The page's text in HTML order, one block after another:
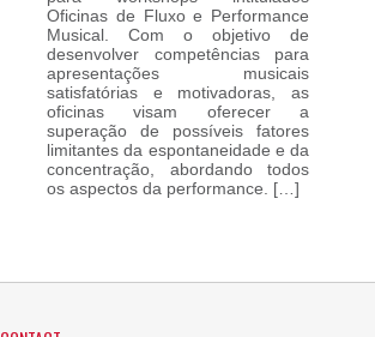
Oficinas de Fluxo e Performance
Musical. Com o objetivo de
desenvolver competências para
apresentações musicais
satisfatórias e motivadoras, as
oficinas visam oferecer a
superação de possíveis fatores
limitantes da espontaneidade e da
concentração, abordando todos
os aspectos da performance. […]